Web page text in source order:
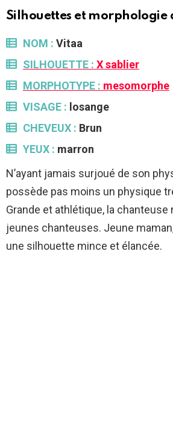
Silhouettes et morphologie
NOM : Vitaa
SILHOUETTE : X sablier
MORPHOTYPE : mesomorphe
VISAGE : losange
CHEVEUX : Brun
YEUX : marron
N’ayant jamais surjoué de son
possède pas moins un physique
Grande et athlétique, la chanteuse
jeunes chanteuses. Jeune
une silhouette mince et élancée.